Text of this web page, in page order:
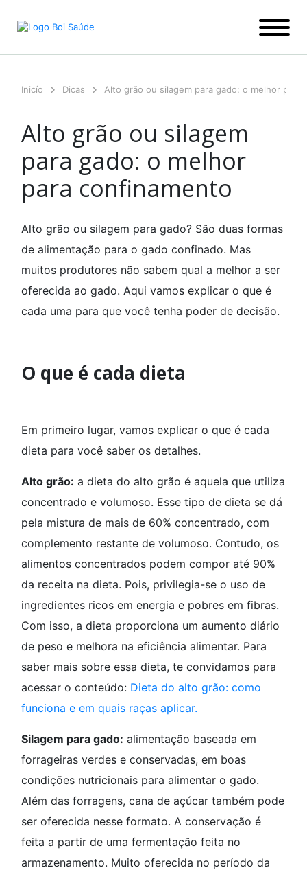
para
Inicío Dicas Alto grão ou silagem para gado: o melhor para
Alto grão ou silagem
para gado: o melhor
para confinamento
Alto grão ou silagem para gado? São duas formas
de alimentação para o gado confinado. Mas
muitos produtores não sabem qual a melhor a ser
oferecida ao gado. Aqui vamos explicar o que é
cada uma para que você tenha poder de decisão.
O que é cada dieta
Em primeiro lugar, vamos explicar o que é cada
dieta para você saber os detalhes.
Alto grão: a dieta do alto grão é aquela que utiliza
concentrado e volumoso. Esse tipo de dieta se dá
pela mistura de mais de 60% concentrado, com
complemento restante de volumoso. Contudo, os
alimentos concentrados podem compor até 90%
da receita na dieta. Pois, privilegia-se o uso de
ingredientes ricos em energia e pobres em fibras.
Com isso, a dieta proporciona um aumento diário
de peso e melhora na eficiência alimentar. Para
saber mais sobre essa dieta, te convidamos para
acessar o conteúdo: Dieta do alto grão: como
funciona e em quais raças aplicar.
Silagem para gado: alimentação baseada em
forrageiras verdes e conservadas, em boas
condições nutricionais para alimentar o gado.
Além das forragens, cana de açúcar também pode
ser oferecida nesse formato. A conservação é
feita a partir de uma fermentação feita no
armazenamento. Muito oferecida no período da